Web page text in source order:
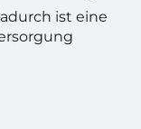
ist eine